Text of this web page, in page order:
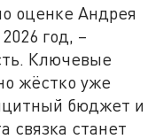
оценке Андрея
год, –
Ключевые
жёстко уже
бюджет и
связка станет